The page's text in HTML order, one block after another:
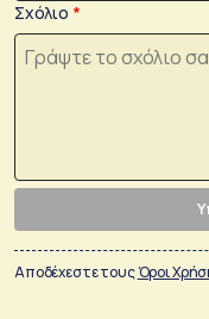
Σχόλιο
Αποδέχεστε τουςΌροι